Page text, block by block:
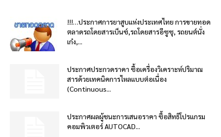
!!!…ประกาศการยาสูบแห่งประเทศไทย การขายทอด
ตลาดรถโดยสารเบ็นซ์,รถโดยสารอีซูซุ, รถยนต์นั่ง
เก๋ง,...
ประกาศประกวดราคา ซื้อเครื่องวิเคราะห์ปริมาณ
สารด้วยเทคนิคการไหลแบบต่อเนื่อง
(Continuous...
ประกาศผลผู้ชนะการเสนอราคา ซื้อสิทธิโปรแกรม
คอมพิวเตอร์ AUTOCAD...